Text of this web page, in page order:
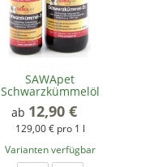
SAWApet
Schwarzkümmelöl
ab 12,90 €
129,00 € pro 1 l
Varianten verfügbar